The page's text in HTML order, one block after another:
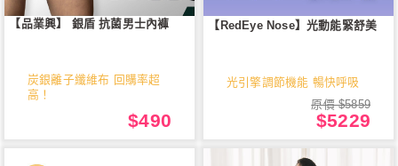
【品業興】 銀盾 抗菌男士內褲
炭銀離子纖維布 回購率超
高！
$490
【RedEye Nose】光動能緊舒美
光引擎調節機能 暢快呼吸
原價 $5859
$5229